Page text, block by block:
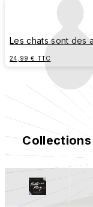
Les chats sont des
24,99 € TTC